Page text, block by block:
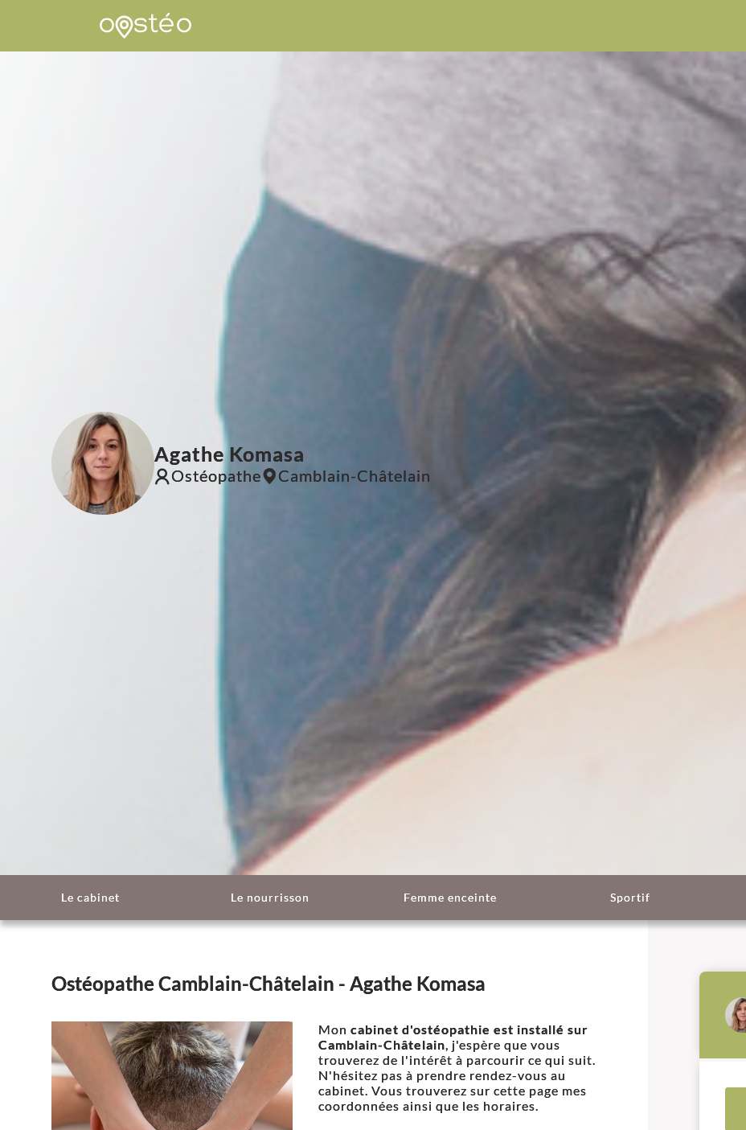
Agathe Komasa
Ostéopathe Camblain-Châtelain
Le cabinet Le nourrisson Femme enceinte Sportif
Ostéopathe Camblain-Châtelain - Agathe Komasa
Mon cabinet d'ostéopathie est installé sur
Camblain-Châtelain , j'espère que vous
trouverez de l'intérêt à parcourir ce qui suit.
N'hésitez pas à prendre rendez-vous au
cabinet. Vous trouverez sur cette page mes
coordonnées ainsi que les horaires.